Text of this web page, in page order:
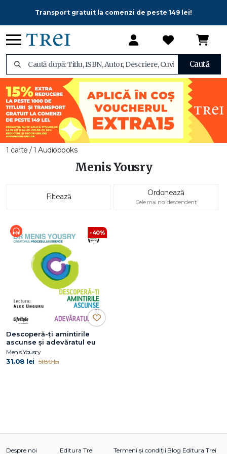
Transport gratuit la comenzi de peste 149 lei!
Caută
1 carte / 1 Audiobooks
Menis Yousry
Filtează Ordonează
Cele mai noi descendent
-40%
Descoperă-ţi amintirile
ascunse şi adevăratul eu
Menis Yousry
31.08 lei 51.80 lei
Despre noi Editura Trei Termeni și condiții Blog Editura Trei